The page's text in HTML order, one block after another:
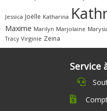
Jessica Joëlle Katharina
Maxime Marilyn Marjolaine
Tracy Virginie Zeina
Service